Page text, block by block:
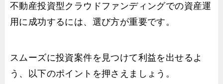
不動産投資型クラウドファンディングでの資産運
用に成功するには、選び方が重要です。
スムーズに投資案件を見つけて利益を出せるよ
う、以下のポイントを押さえましょう。